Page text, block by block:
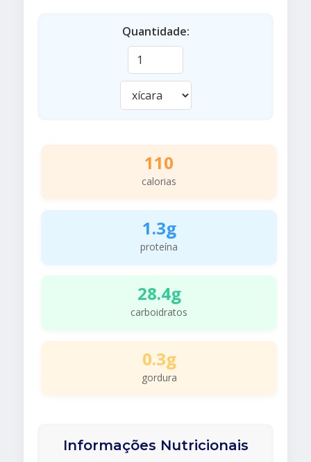
Quantidade:
110
calorias
1.3g
proteína
28.4g
carboidratos
0.3g
gordura
Informações Nutricionais